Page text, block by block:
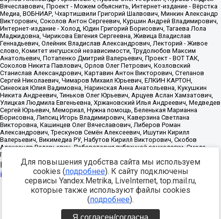
Источник:https://minjust.gov.ru/uploaded/files/reestr-
inostrannyih-agentov-22-03-2024.pdfданные на22.03.2024
Разработка -
Для повышения удобства сайта мы используем
cookies (подробнее). К сайту подключены
сервисы Yandex.Metrika, LiveInternet, top.mail.ru,
которые также используют файлы cookies
(подробнее).
Я согласен/согласна